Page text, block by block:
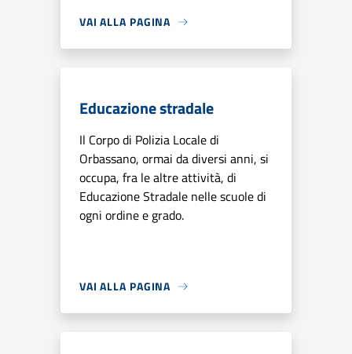
VAI ALLA PAGINA
Educazione stradale
Il Corpo di Polizia Locale di
Orbassano, ormai da diversi anni, si
occupa, fra le altre attività, di
Educazione Stradale nelle scuole di
ogni ordine e grado.
VAI ALLA PAGINA